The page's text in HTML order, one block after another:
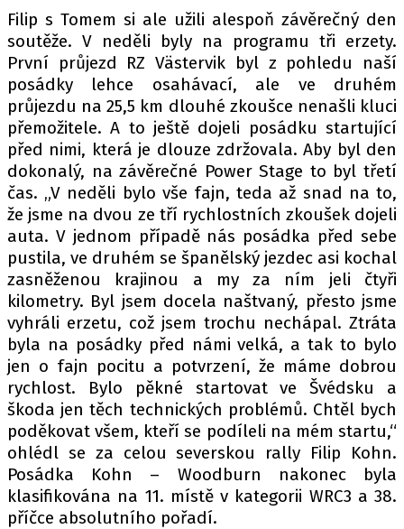
Filip s Tomem si ale užili alespoň závěrečný den
soutěže. V neděli byly na programu tři erzety.
První průjezd RZ Västervik byl z pohledu naší
posádky lehce osahávací, ale ve druhém
průjezdu na 25,5 km dlouhé zkoušce nenašli kluci
přemožitele. A to ještě dojeli posádku startující
před nimi, která je dlouze zdržovala. Aby byl den
dokonalý, na závěrečné Power Stage to byl třetí
čas. „V neděli bylo vše fajn, teda až snad na to,
že jsme na dvou ze tří rychlostních zkoušek dojeli
auta. V jednom případě nás posádka před sebe
pustila, ve druhém se španělský jezdec asi kochal
zasněženou krajinou a my za ním jeli čtyři
kilometry. Byl jsem docela naštvaný, přesto jsme
vyhráli erzetu, což jsem trochu nechápal. Ztráta
byla na posádky před námi velká, a tak to bylo
jen o fajn pocitu a potvrzení, že máme dobrou
rychlost. Bylo pěkné startovat ve Švédsku a
škoda jen těch technických problémů. Chtěl bych
poděkovat všem, kteří se podíleli na mém startu,“
ohlédl se za celou severskou rally Filip Kohn.
Posádka Kohn – Woodburn nakonec byla
klasifikována na 11. místě v kategorii WRC3 a 38.
příčce absolutního pořadí.